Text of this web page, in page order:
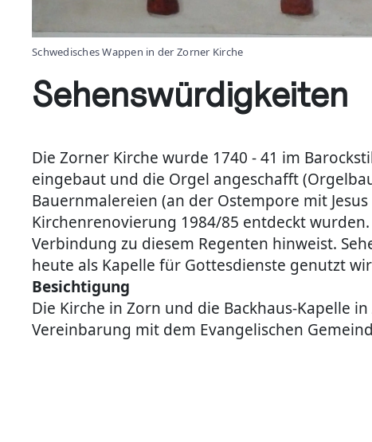
Schwedisches Wappen in der Zorner Kirche
Sehenswürdigkeiten
Die Zorner Kirche wurde 1740 - 41 im
eingebaut und die Orgel angeschafft
Bauernmalereien (an der Ostempore mit
Kirchenrenovierung 1984/85 entdeckt
Verbindung zu diesem Regenten hinweist.
heute als Kapelle für Gottesdienste genutzt
Besichtigung
Die Kirche in Zorn und die Backhaus-Kapelle
Vereinbarung mit dem Evangelischen